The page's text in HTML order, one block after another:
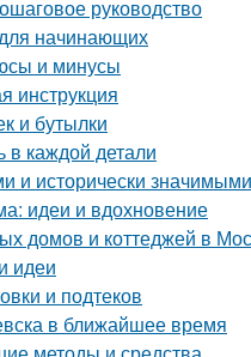
руководство
начинающих
и минусы
инструкция
и бутылки
в каждой детали
и исторически значимыми
идеи и вдохновение
домов и коттеджей в
идеи
и подтеков
в ближайшее время